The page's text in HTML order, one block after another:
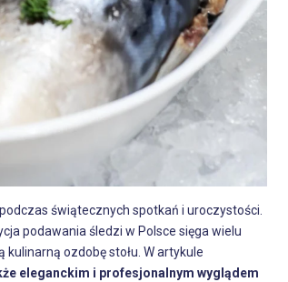
świątecznych spotkań i uroczystości.
podawania śledzi w Polsce sięga wielu
ozdobę stołu. W artykule
eleganckim i profesjonalnym wyglądem